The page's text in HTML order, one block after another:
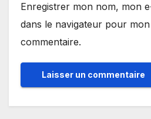
Enregistrer mon nom, mon
dans le navigateur pour
commentaire.